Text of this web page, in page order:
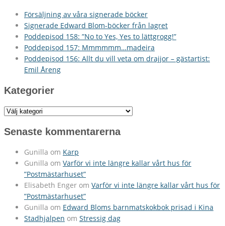
Försäljning av våra signerade böcker
Signerade Edward Blom-böcker från lagret
Poddepisod 158: ”No to Yes, Yes to lättgrogg!”
Poddepisod 157: Mmmmmm…madeira
Poddepisod 156: Allt du vill veta om drajjor – gästartist:
Emil Åreng
Kategorier
Kategorier
Senaste kommentarerna
Gunilla om Karp
Gunilla om Varför vi inte längre kallar vårt hus för
”Postmästarhuset”
Elisabeth Enger om Varför vi inte längre kallar vårt hus för
”Postmästarhuset”
Gunilla om Edward Bloms barnmatskokbok prisad i Kina
Stadhjalpen om Stressig dag